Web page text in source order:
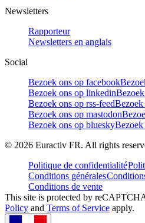
Newsletters
Rapporteur
Newsletters en anglais
Social
Bezoek ons op facebook
Bezoek ons op linkedin
Bezoek ons op rss-feedBezoek
Bezoek ons op mastodon
Bezoek ons op blueskyBezoek
© 2026 Euractiv FR. All rights
Politique de confidentialité
Conditions générales
Conditions de vente
This site is protected by
Policy and Terms of Service apply.